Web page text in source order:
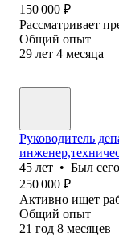
150 000 ₽
Рассматривает
Общий опыт
29 лет 4 месяца
Руководитель
45 лет • Был
250 000 ₽
Активно ищет
Общий опыт
21 год 8 месяцев